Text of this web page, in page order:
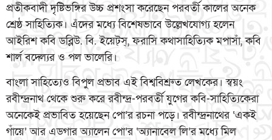
প্রতীকবাদী দৃষ্টিভঙ্গির উচ্চ প্রশংসা করেছেন পরবর্তী কালের অনেক
শ্রেষ্ঠ সাহিত্যিক। এঁদের মধ্যে বিশেষভাবে উল্লেখযোগ্য হলেন
আইরিশ কবি ডব্লিউ. বি. ইয়েট্স্, ফরাসি কথাসাহিত্যিক মপাসাঁ, কবি
শার্ল বদ্ল্যের ও পল ভালেরি।
বাংলা সাহিত্যেও বিপুল প্রভাব এই বিশ্ববিশ্রুত লেখকের। স্বয়ং
রবীন্দ্রনাথ থেকে শুরু করে রবীন্দ্র-পরবর্তী যুগের কবি-সাহিত্যিকেরা
অনেকেই প্রভাবিত হয়েছেন পো’র রচনা পড়ে। রবীন্দ্রনাথের ‘একই
গাঁয়ে’ আর এডগার অ্যালেন পো’র ‘অ্যানাবেল লি’র মধ্যে মিল